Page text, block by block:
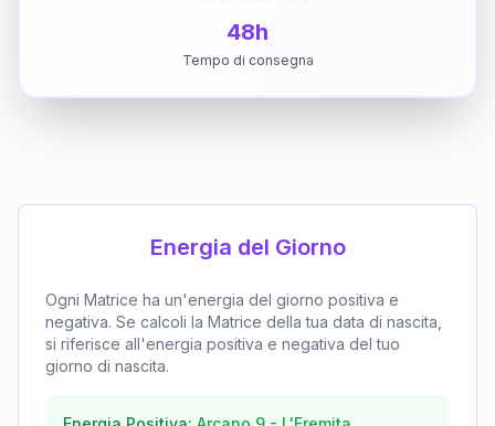
48h
Tempo di consegna
Energia del Giorno
Ogni Matrice ha un'energia del giorno positiva e
negativa. Se calcoli la Matrice della tua data di nascita,
si riferisce all'energia positiva e negativa del tuo
giorno di nascita.